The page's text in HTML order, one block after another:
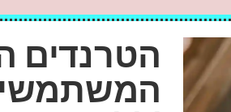
הטרנדים